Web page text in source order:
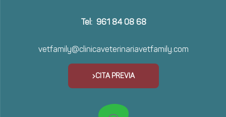
Tel: 961 84 08 68
vetfamily@clinicaveterinariavetfamily.com
CITA PREVIA